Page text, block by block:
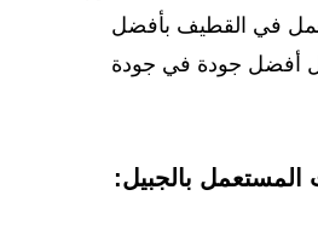
في القطيف بأفضل
أفضل جودة في جودة
المستعمل بالجبيل: